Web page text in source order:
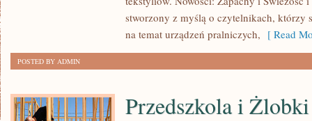
stworzony z myślą o czytelnikach, którzy
na temat urządzeń pralniczych, [ Read
POSTED BY ADMIN
Przedszkola i Żlobki